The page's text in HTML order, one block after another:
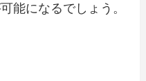
能になるでしょう。